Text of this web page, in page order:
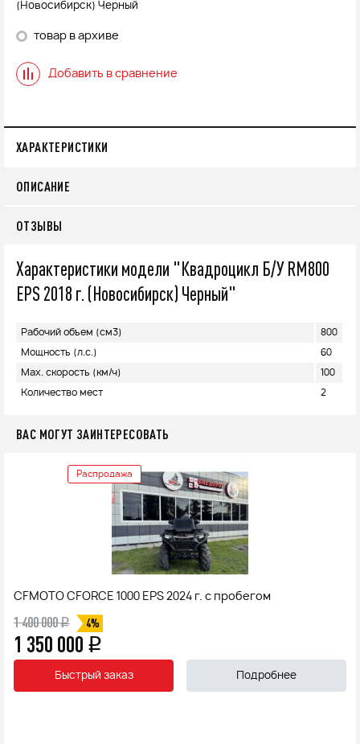
(Новосибирск) Черный
товар в архиве
Добавить в сравнение
ХАРАКТЕРИСТИКИ
ОПИСАНИЕ
ОТЗЫВЫ
Характеристики модели "Квадроцикл Б/У RM800
EPS 2018 г. (Новосибирск) Черный"
Рабочий объем (см3) 800
Мощность (л.с.) 60
Max. скорость (км/ч) 100
Количество мест 2
ВАС МОГУТ ЗАИНТЕРЕСОВАТЬ
Распродажа
CFMOTO CFORCE 1000 EPS 2024 г. с пробегом
1 400 000q 4%
1 350 000 q
Быстрый заказ Подробнее